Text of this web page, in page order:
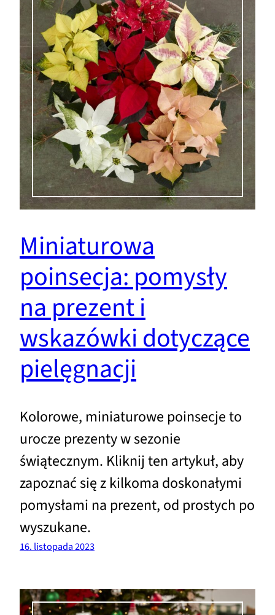
Miniaturowa
poinsecja: pomysły
na prezent i
wskazówki dotyczące
pielęgnacji
Kolorowe, miniaturowe poinsecje to
urocze prezenty w sezonie
świątecznym. Kliknij ten artykuł, aby
zapoznać się z kilkoma doskonałymi
pomysłami na prezent, od prostych po
wyszukane.
16. listopada 2023